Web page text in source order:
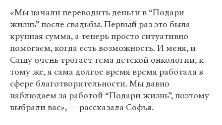
«Мы начали переводить деньги в “Подари
жизнь” после свадьбы. Первый раз это была
крупная сумма, а теперь просто ситуативно
помогаем, когда есть возможность. И меня, и
Сашу очень трогает тема детской онкологии, к
тому же, я сама долгое время время работала в
сфере благотворительности. Мы давно
наблюдаем за работой “Подари жизнь”, поэтому
выбрали вас», — рассказала Софья.